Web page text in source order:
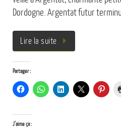
Dordogne. Argentat futur
Lire la suite
Partager :
J’aime ça :